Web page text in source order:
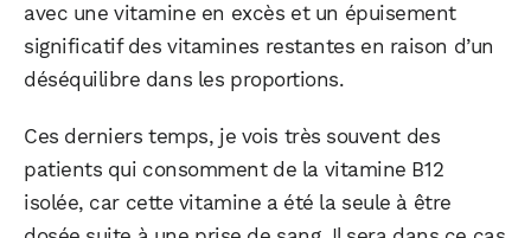
avec une vitamine en excès et un épuisement
significatif des vitamines restantes en raison d’un
déséquilibre dans les proportions.
Ces derniers temps, je vois très souvent des
patients qui consomment de la vitamine B12
isolée, car cette vitamine a été la seule à être